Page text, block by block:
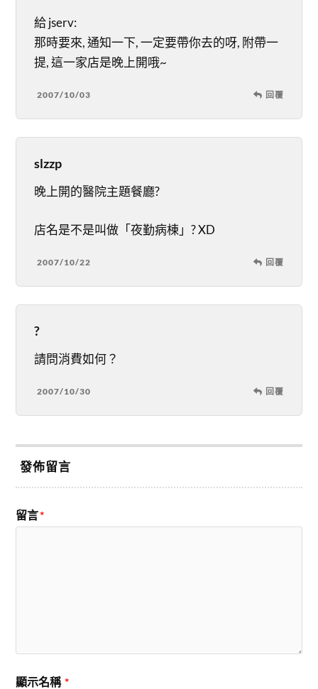
給 jserv:
那時要來, 通知一下, 一定要帶你去的呀, 附帶一
提, 這一家店是晚上開哦~
2007/10/03 回覆
slzzp
晚上開的醫院主題餐廳?
店名是不是叫做「夜勤病棟」? XD
2007/10/22 回覆
?
請問消費如何？
2007/10/30 回覆
發佈留言
留言*
顯示名稱 *